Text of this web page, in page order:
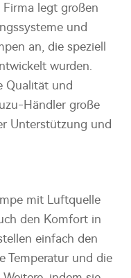
legt großen
und
an, die speziell
wurden.
Qualität und
Händler große
Unterstützung und
mit Luftquelle
den Komfort in
einfach den
Temperatur und die